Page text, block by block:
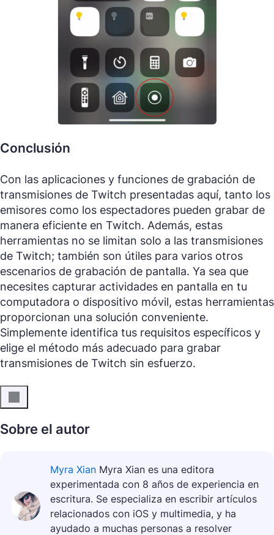
Conclusión
Con las aplicaciones y funciones de grabación de
transmisiones de Twitch presentadas aquí, tanto los
emisores como los espectadores pueden grabar de
manera eficiente en Twitch. Además, estas
herramientas no se limitan solo a las transmisiones
de Twitch; también son útiles para varios otros
escenarios de grabación de pantalla. Ya sea que
necesites capturar actividades en pantalla en tu
computadora o dispositivo móvil, estas herramientas
proporcionan una solución conveniente.
Simplemente identifica tus requisitos específicos y
elige el método más adecuado para grabar
transmisiones de Twitch sin esfuerzo.
Sobre el autor
Myra Xian Myra Xian es una editora
experimentada con 8 años de experiencia en
escritura. Se especializa en escribir artículos
relacionados con iOS y multimedia, y ha
ayudado a muchas personas a resolver